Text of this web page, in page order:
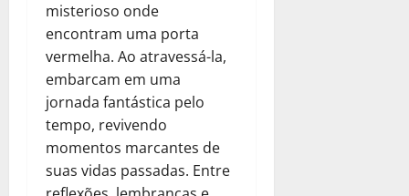
misterioso onde
encontram uma porta
vermelha. Ao atravessá-la,
embarcam em uma
jornada fantástica pelo
tempo, revivendo
momentos marcantes de
suas vidas passadas. Entre